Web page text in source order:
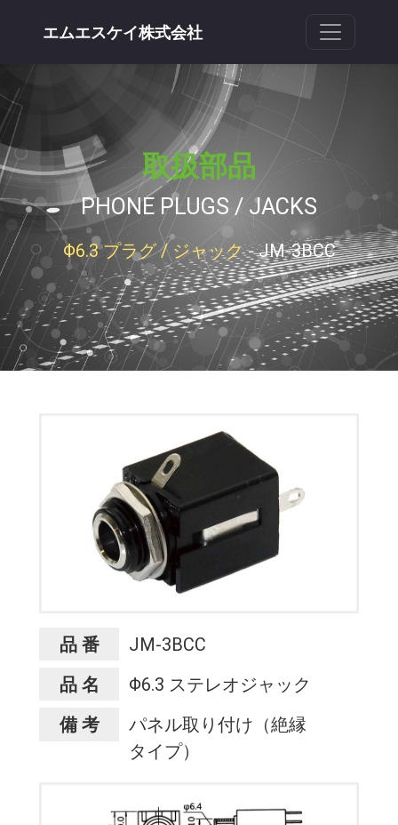
エムエスケイ株式会社
取扱部品
PHONE PLUGS / JACKS
Φ6.3 プラグ / ジャック- JM-3BCC
品 番
JM-3BCC
品 名
Φ6.3 ステレオジャック
備 考
パネル取り付け（絶縁
タイプ）